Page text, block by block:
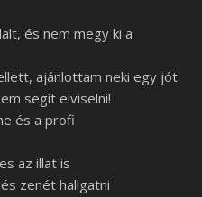
és nem megy ki a
ajánlottam neki egy jót
segít elviselni!
és a profi
az illat is
zenét hallgatni